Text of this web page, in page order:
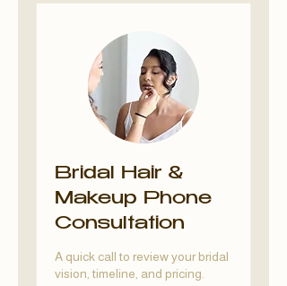
Bridal Hair &
Makeup Phone
Consultation
A quick call to review your bridal
vision, timeline, and pricing.